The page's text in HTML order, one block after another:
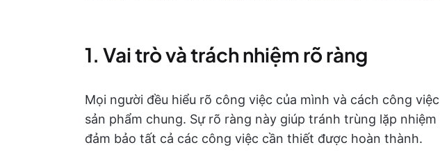
1. Vai trò và trách nhiệm rõ ràng
Mọi người đều hiểu rõ công việc của mình và cách công
sản phẩm chung. Sự rõ ràng này giúp tránh trùng lặp nhiệm
đảm bảo tất cả các công việc cần thiết được hoàn thành.